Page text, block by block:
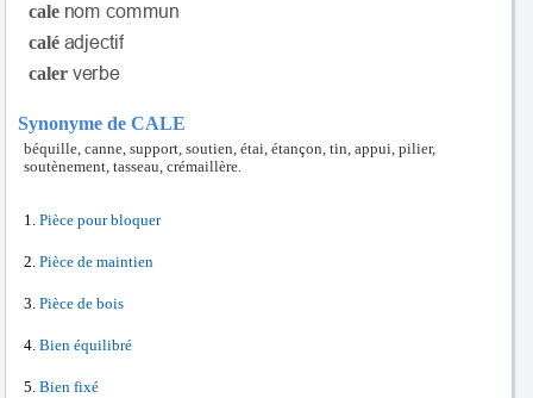
cale
calé
caler
Synonyme de CALE
béquille, canne, support, soutien, étai, étançon, tin, appui, pilier,
soutènement, tasseau, crémaillère.
Pièce pour bloquer
Pièce de maintien
Pièce de bois
Bien équilibré
Bien fixé